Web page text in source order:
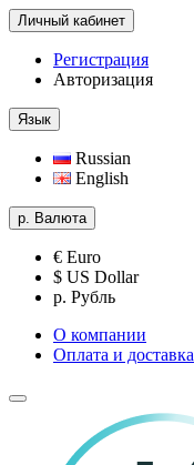
Личный кабинет
Регистрация
Авторизация
Язык
Russian
English
р. Валюта
€ Euro
$ US Dollar
р. Рубль
О компании
Оплата и доставка